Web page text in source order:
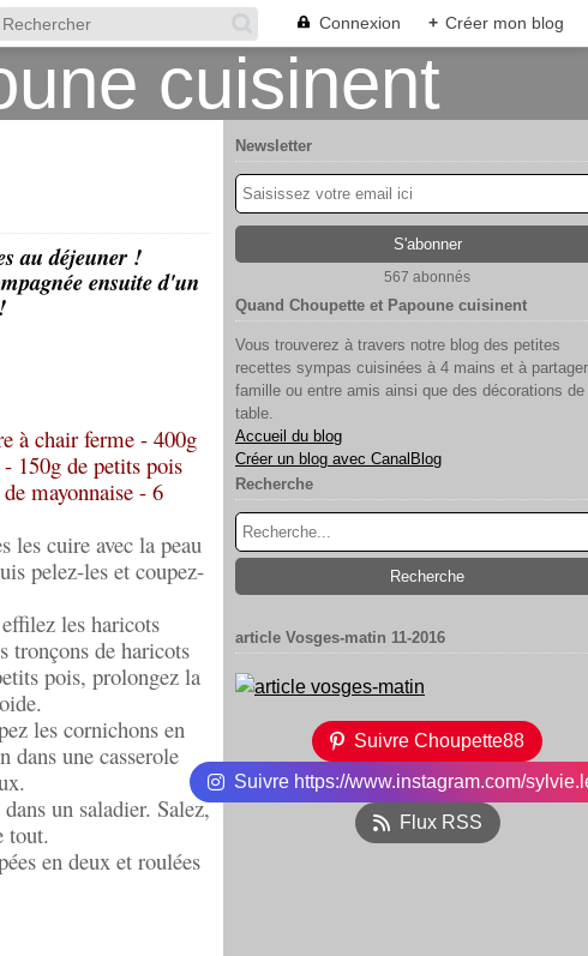
Connexion + Créer mon blog
au déjeuner !
ensuite d'un
à chair ferme - 400g
150g de petits pois
mayonnaise - 6
les cuire avec la peau
pelez-les et coupez-
les haricots
tronçons de haricots
pois, prolongez la
les cornichons en
dans une casserole
un saladier. Salez,
tout.
en deux et roulées
Newsletter
567 abonnés
Quand Choupette et Papoune cuisinent
Vous trouverez à travers notre blog des petites
recettes sympas cuisinées à 4 mains et à
famille ou entre amis ainsi que des décorations de
table.
Accueil du blog
Créer un blog avec CanalBlog
Recherche
article Vosges-matin 11-2016
Suivre Choupette88
Suivre https://www.instagram.com/
Flux RSS